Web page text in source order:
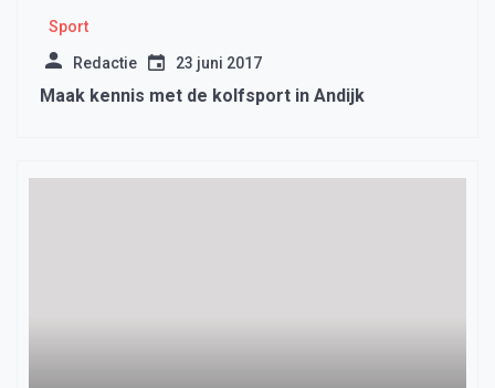
Sport
Redactie 23 juni 2017
Maak kennis met de kolfsport in Andijk